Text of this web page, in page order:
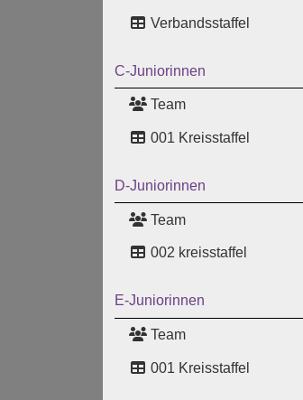
Verbandsstaffel
C-Juniorinnen
Team
001 Kreisstaffel
D-Juniorinnen
Team
002 kreisstaffel
E-Juniorinnen
Team
001 Kreisstaffel